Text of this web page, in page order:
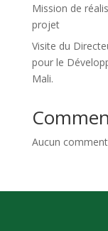
Mission de
projet
Visite du
pour le
Mali.
Aucun